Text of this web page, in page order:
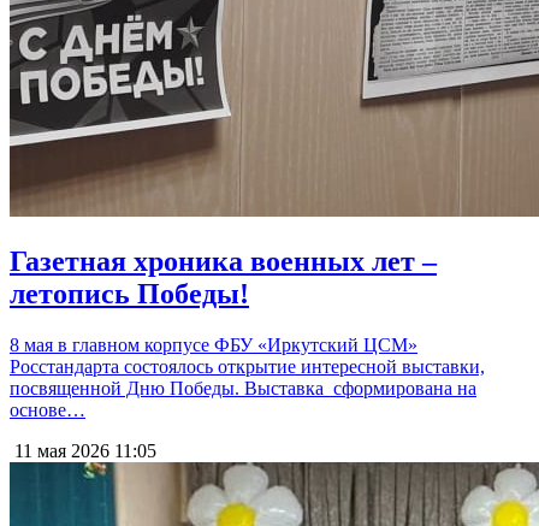
Газетная хроника военных лет –
летопись Победы!
8 мая в главном корпусе ФБУ «Иркутский ЦСМ»
Росстандарта состоялось открытие интересной выставки,
посвященной Дню Победы. Выставка сформирована на
основе…
11 мая 2026 11:05